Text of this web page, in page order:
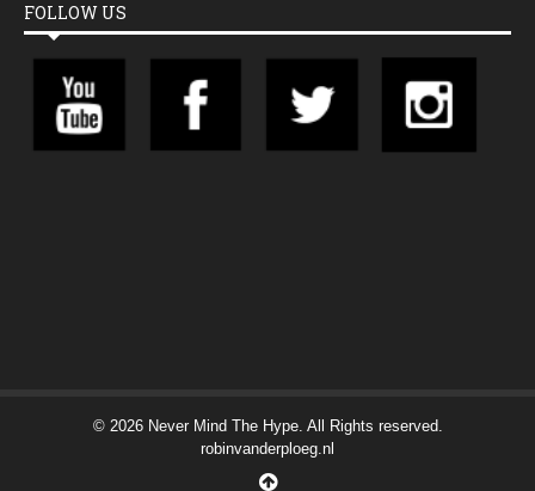
FOLLOW US
© 2026 Never Mind The Hype. All Rights reserved.
robinvanderploeg.nl